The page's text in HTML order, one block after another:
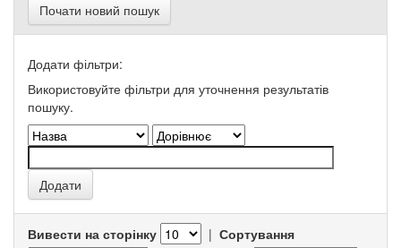
Почати новий пошук
Додати фільтри:
Використовуйте фільтри для уточнення результатів
пошуку.
Вивести на сторінку | Сортування